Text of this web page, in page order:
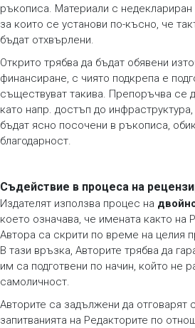
ръкописа. Материали с недеклариран
за които се установи по-късно, че
бъдат отхвърлени.
Открито трябва да бъдат обявени
финансиране, с чиято подкрепа е
съществуват такива. Препоръчва се
като напр. достъп до инфраструктура,
бъдат ясно посочени в ръкописа,
благодарност.
Съдействие в процеса на
Издателят използва процес на
което означава, че имената както на
Автора са скрити по време на целия
В тази връзка, Авторите трябва да
им са подготвени по начин, който не
самоличност.
Авторите са задължени да отговарят
запитванията на Редакторите по